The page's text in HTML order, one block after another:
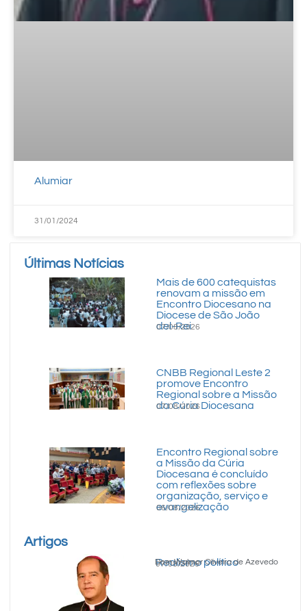
Alumiar
31/01/2024
Últimas Notícias
Mais de 600 catequistas
renovam a missão em
Encontro Diocesano na
Diocese de São João
del-Rei
07/08/2026
CNBB Regional Leste 2
promove Encontro
Regional sobre a Missão
da Cúria Diocesana
07/08/2026
Encontro Regional sobre
a Missão da Cúria
Diocesana é concluído
com reflexões sobre
organização, serviço e
evangelização
06/08/2026
Artigos
Realismo político
Dom Walmor Oliveira de Azevedo
07/08/2026